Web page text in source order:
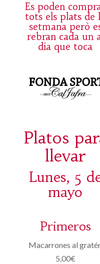
Es poden
tots els plats de
setmana però
rebran cada un
dia que toca
Platos
llevar
Lunes, 5
mayo
Primeros
Macarrones al
5,00€